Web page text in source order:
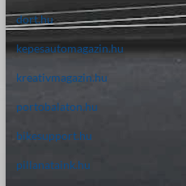
dort.hu
kepesautomagazin.hu
kreativmagazin.hu
portobalaton.hu
bikesupport.hu
pillanataink.hu